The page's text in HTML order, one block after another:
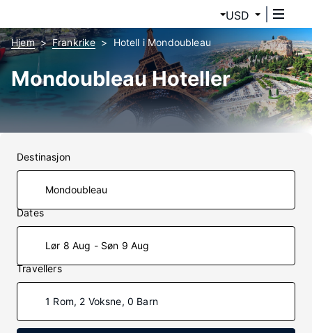
USD
Hjem Frankrike Hotell i Mondoubleau
Mondoubleau Hoteller
Destinasjon
Dates
Lør 8 Aug - Søn 9 Aug
Travellers
1 Rom, 2 Voksne, 0 Barn